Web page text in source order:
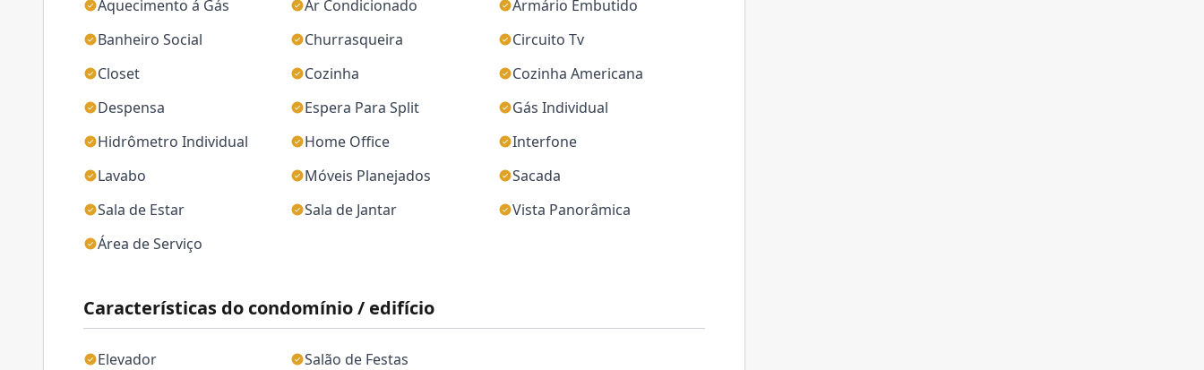
Aquecimento á Gás Ar Condicionado
Armário Embutido
Banheiro Social
Churrasqueira
Circuito Tv
Closet
Cozinha
Cozinha Americana
Despensa
Espera Para Split
Gás Individual
Hidrômetro Individual
Home Office
Interfone
Lavabo
Móveis Planejados
Sacada
Sala de Estar
Sala de Jantar
Vista Panorâmica
Área de Serviço
Características do condomínio / edifício
Elevador Salão de Festas